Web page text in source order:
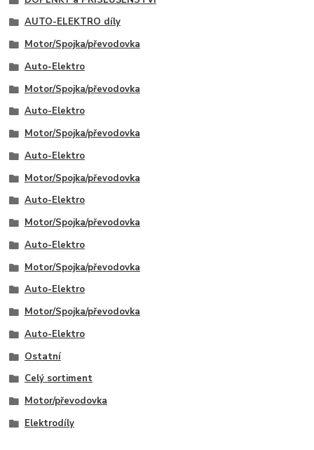
AUTO-ELEKTRO díly
Motor/Spojka/převodovka
Auto-Elektro
Motor/Spojka/převodovka
Auto-Elektro
Motor/Spojka/převodovka
Auto-Elektro
Motor/Spojka/převodovka
Auto-Elektro
Motor/Spojka/převodovka
Auto-Elektro
Motor/Spojka/převodovka
Auto-Elektro
Motor/Spojka/převodovka
Auto-Elektro
Ostatní
Celý sortiment
Motor/převodovka
Elektrodíly